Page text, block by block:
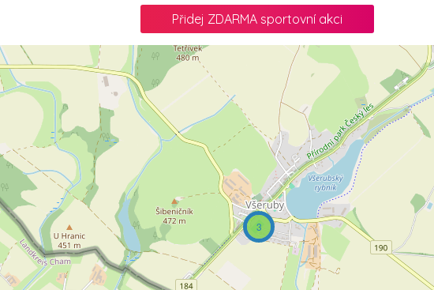
Přidej ZDARMA sportovní akci
3